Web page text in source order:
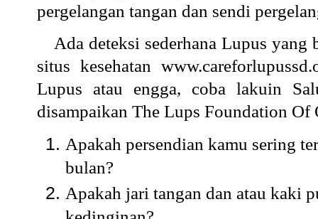
pergelangan tangan dan sendi
Ada deteksi sederhana Lupus
situs kesehatan
Lupus atau engga, coba lakuin
disampaikan The Lups Foundation
Apakah persendian kamu sering
bulan?
Apakah jari tangan dan atau kaki